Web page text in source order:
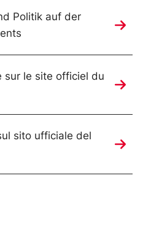
Politik auf der
sur le site officiel du
sito ufficiale del